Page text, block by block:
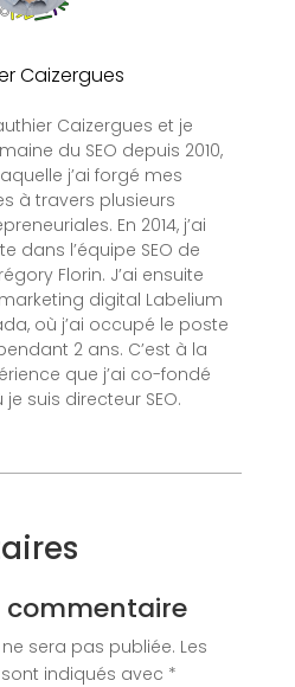
Caizergues
Caizergues et je
du SEO depuis 2010,
j’ai forgé mes
à travers plusieurs
En 2014, j’ai
dans l’équipe SEO de
Florin. J’ai ensuite
digital Labelium
où j’ai occupé le poste
2 ans. C’est à la
que j’ai co-fondé
je suis directeur SEO.
sera pas publiée. Les
indiqués avec *